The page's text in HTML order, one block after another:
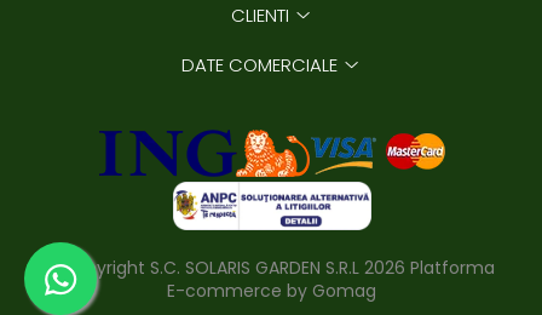
CLIENTI
DATE COMERCIALE
©Copyright S.C. SOLARIS GARDEN S.R.L 2026 Platforma
E-commerce by Gomag